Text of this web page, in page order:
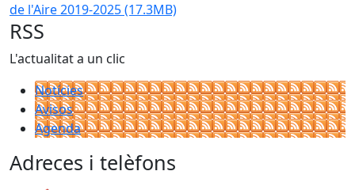
de l'Aire 2019-2025(17.3MB)
RSS
L'actualitat a un clic
Notícies
Avisos
Agenda
Adreces i telèfons